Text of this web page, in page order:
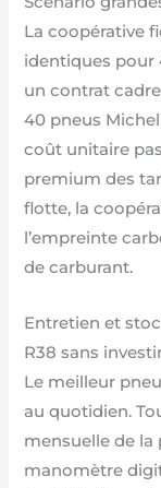
La coopérative
identiques pour
un contrat
40 pneus
coût unitaire
premium des
flotte, la
l’empreinte
de carburant.
Entretien et
R38 sans
Le meilleur
au quotidien.
mensuelle de la
manomètre